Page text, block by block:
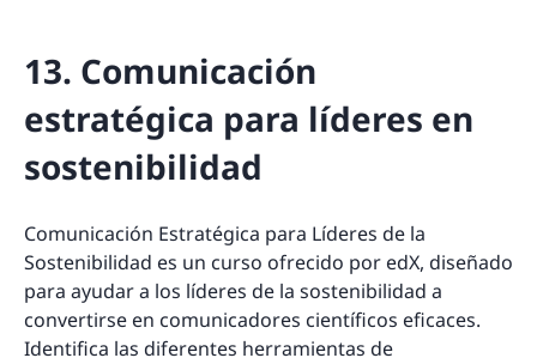
13. Comunicación
estratégica para líderes en
sostenibilidad
Comunicación Estratégica para Líderes de la
Sostenibilidad es un curso ofrecido por edX, diseñado
para ayudar a los líderes de la sostenibilidad a
convertirse en comunicadores científicos eficaces.
Identifica las diferentes herramientas de